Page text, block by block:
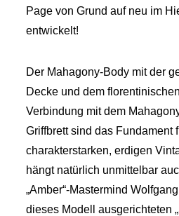
Page von Grund auf neu im
entwickelt!
Der Mahagony-Body mit der
Decke und dem
Verbindung mit dem
Griffbrett sind das Fundament
charakterstarken, erdigen
hängt natürlich unmittelbar
„Amber“-Mastermind
dieses Modell ausgerichteten